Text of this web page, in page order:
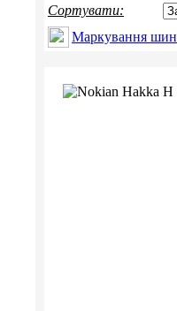
Сортувати:
Маркування шин